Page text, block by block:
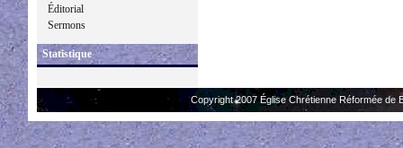
Éditorial
Sermons
Statistique
Copyright 2007 Église Chrétienne Réformée de